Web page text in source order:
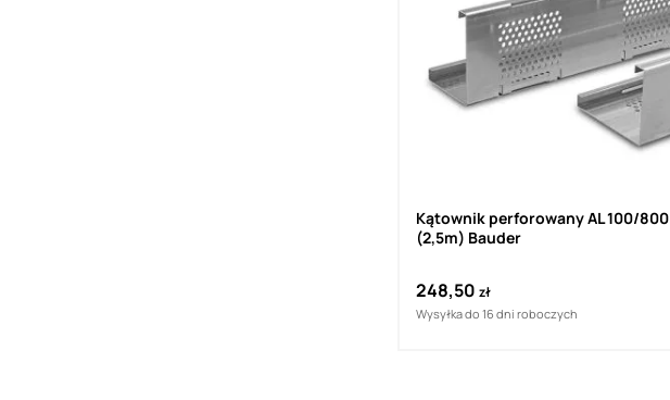
Kątownik perforowany AL 100/800
(2,5m) Bauder
248,50 zł
Wysyłka do 16 dni roboczych